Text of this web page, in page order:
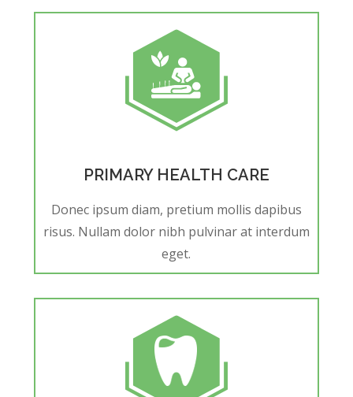
PRIMARY HEALTH CARE
Donec ipsum diam, pretium mollis dapibus
risus. Nullam dolor nibh pulvinar at interdum
eget.